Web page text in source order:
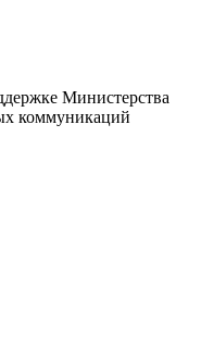
Министерства
коммуникаций